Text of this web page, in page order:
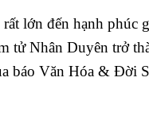
lớn đến hạnh phúc
tử Nhân Duyên trở
báo Văn Hóa & Đời